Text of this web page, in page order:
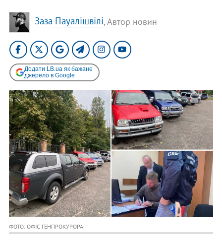
Заза Пауалішвілі, Автор новин
Додати LB.ua як бажане
джерело в Google
ФОТО: ОФІС ГЕНПРОКУРОРА